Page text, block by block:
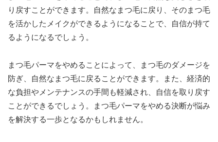
り戻すことができます。自然なまつ毛に戻り、そのまつ毛
を活かしたメイクができるようになることで、自信が持て
るようになるでしょう。
まつ毛パーマをやめることによって、まつ毛のダメージを
防ぎ、自然なまつ毛に戻ることができます。また、経済的
な負担やメンテナンスの手間も軽減され、自信を取り戻す
ことができるでしょう。まつ毛パーマをやめる決断が悩み
を解決する一歩となるかもしれません。